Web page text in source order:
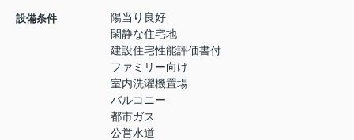
設備条件
陽当り良好
閑静な住宅地
建設住宅性能評価書付
ファミリー向け
室内洗濯機置場
バルコニー
都市ガス
公営水道